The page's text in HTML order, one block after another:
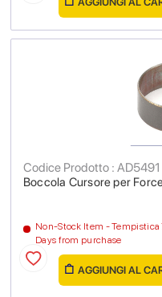
Boccola Cursore per
Codice Prodotto : AD5491
Non-Stock Item - Tempistica
Days from purchase
AGGIUNGI AL